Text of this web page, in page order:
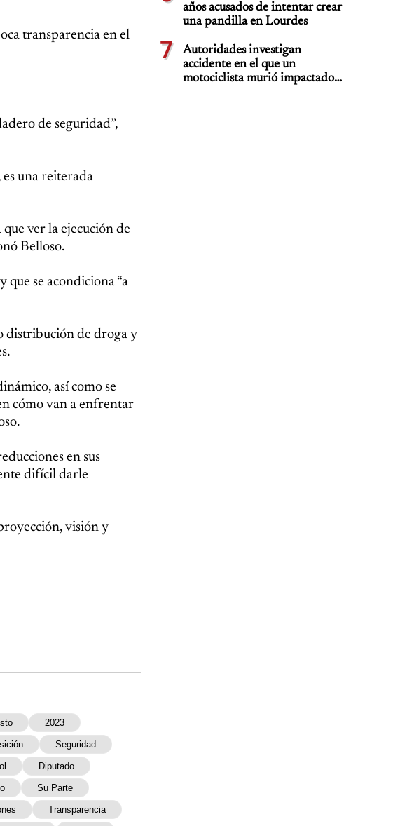
transparencia en el
de seguridad”,
es una reiterada
ver la ejecución de
Belloso.
que se acondiciona “a
distribución de droga y
así como se
cómo van a enfrentar
en sus
difícil darle
visión y
2023
Seguridad
Diputado
Su Parte
Transparencia
años acusados de intentar crear
una pandilla en Lourdes
7
Autoridades investigan
accidente en el que un
motociclista murió impactado